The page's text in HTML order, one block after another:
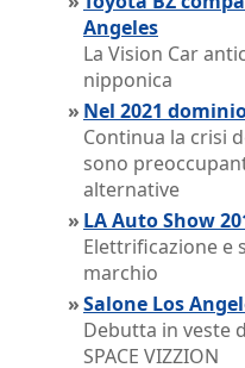
Angeles
La Vision Car
nipponica
» Nel 2021
Continua la crisi
sono
alternative
» LA Auto Show
Elettrificazione e
marchio
»Salone Los
Debutta in veste
SPACE VIZZION